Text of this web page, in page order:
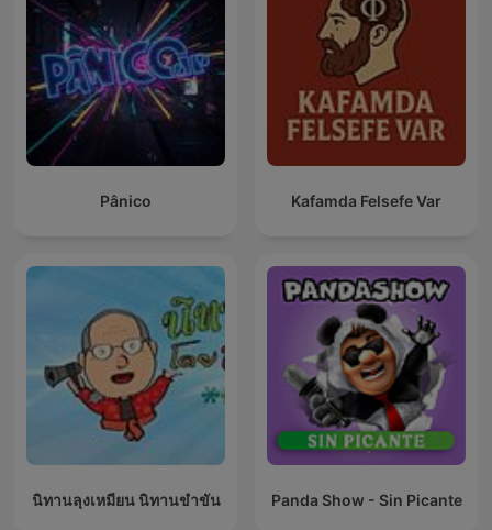
Pânico Kafamda Felsefe Var
นิทานลุงเหมียน นิทานขำขัน Panda Show - Sin Picante